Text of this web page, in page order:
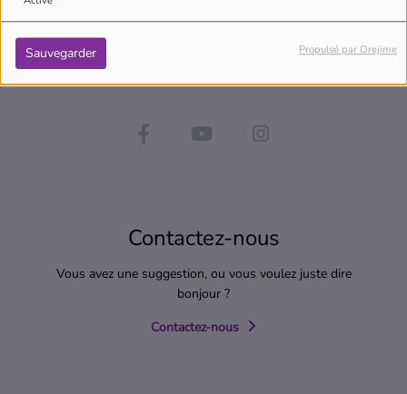
Sauvegarder Propulsé par Orejime
Contactez-nous
Vous avez une suggestion, ou vous voulez juste dire
bonjour ?
Contactez-nous